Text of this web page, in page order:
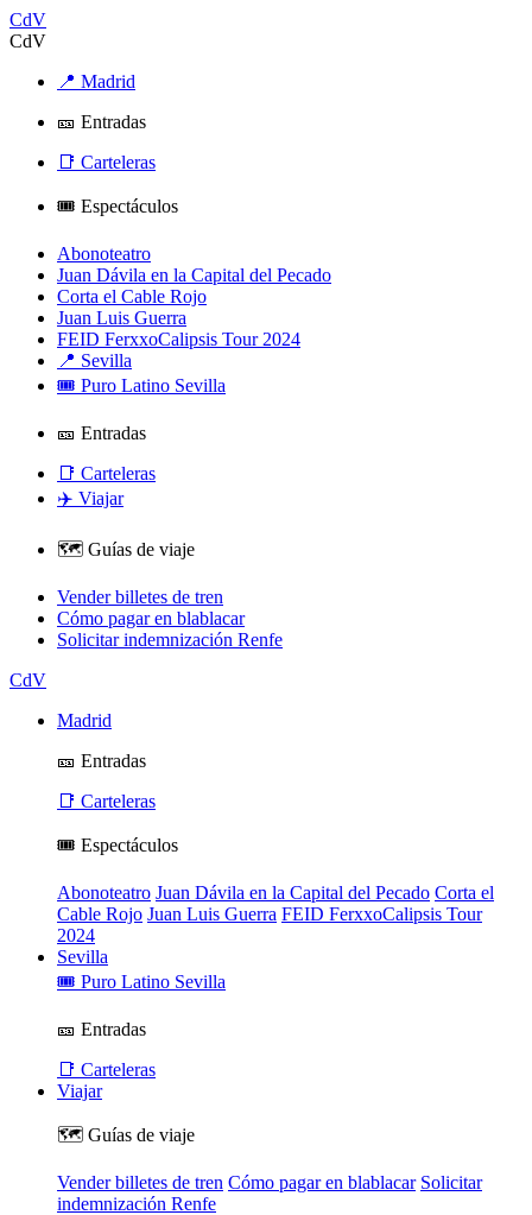
CdV
CdV
📍 Madrid
🎫 Entradas
📑 Carteleras
🎟️ Espectáculos
Abonoteatro
Juan Dávila en la Capital del Pecado
Corta el Cable Rojo
Juan Luis Guerra
FEID FerxxoCalipsis Tour 2024
📍 Sevilla
🎟️ Puro Latino Sevilla
🎫 Entradas
📑 Carteleras
✈️ Viajar
🗺️ Guías de viaje
Vender billetes de tren
Cómo pagar en blablacar
Solicitar indemnización Renfe
CdV
Madrid
🎫 Entradas
📑 Carteleras
🎟️ Espectáculos
Abonoteatro Juan Dávila en la Capital del Pecado Corta el
Cable Rojo Juan Luis Guerra FEID FerxxoCalipsis Tour
2024
Sevilla
🎟️ Puro Latino Sevilla
🎫 Entradas
📑 Carteleras
Viajar
🗺️ Guías de viaje
Vender billetes de tren Cómo pagar en blablacar Solicitar
indemnización Renfe